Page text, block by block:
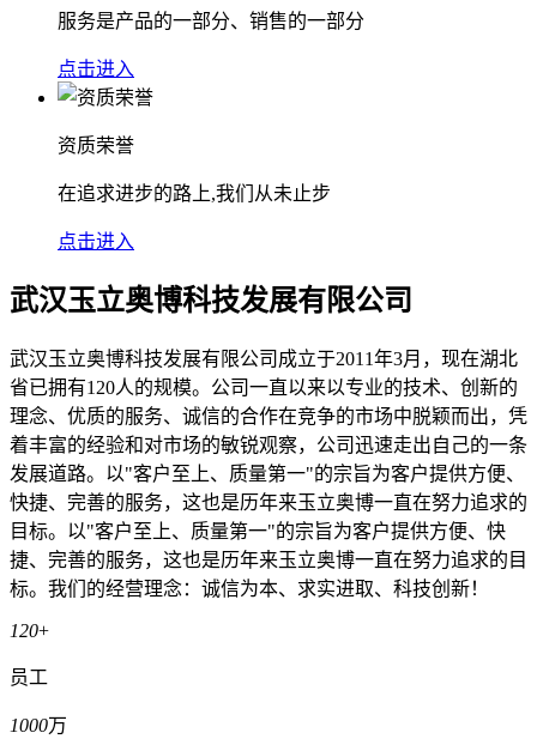
服务是产品的一部分、销售的一部分
点击进入
资质荣誉
在追求进步的路上,我们从未止步
点击进入
武汉玉立奥博科技发展有限公司
武汉玉立奥博科技发展有限公司成立于2011年3月，现在湖北
省已拥有120人的规模。公司一直以来以专业的技术、创新的
理念、优质的服务、诚信的合作在竞争的市场中脱颖而出，凭
着丰富的经验和对市场的敏锐观察，公司迅速走出自己的一条
发展道路。以"客户至上、质量第一"的宗旨为客户提供方便、
快捷、完善的服务，这也是历年来玉立奥博一直在努力追求的
目标。以"客户至上、质量第一"的宗旨为客户提供方便、快
捷、完善的服务，这也是历年来玉立奥博一直在努力追求的目
标。我们的经营理念：诚信为本、求实进取、科技创新！
120+
员工
1000万